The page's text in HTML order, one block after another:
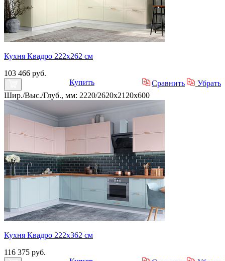
Кухня Квадро 222х262 см
103 466 руб.
Купить
Сравнить
Убрать
Шир./Выс./Глуб., мм: 2220/2620x2120x600
Кухня Квадро 222х362 см
116 375 руб.